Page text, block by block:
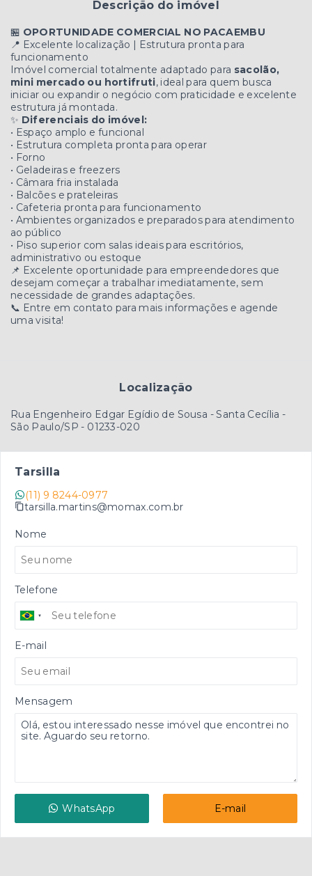
Descrição do imóvel
🏪 OPORTUNIDADE COMERCIAL NO PACAEMBU
📍 Excelente localização | Estrutura pronta para
funcionamento
Imóvel comercial totalmente adaptado para sacolão,
mini mercado ou hortifruti, ideal para quem busca
iniciar ou expandir o negócio com praticidade e excelente
estrutura já montada.
✨ Diferenciais do imóvel:
• Espaço amplo e funcional
• Estrutura completa pronta para operar
• Forno
• Geladeiras e freezers
• Câmara fria instalada
• Balcões e prateleiras
• Cafeteria pronta para funcionamento
• Ambientes organizados e preparados para atendimento
ao público
• Piso superior com salas ideais para escritórios,
administrativo ou estoque
📌 Excelente oportunidade para empreendedores que
desejam começar a trabalhar imediatamente, sem
necessidade de grandes adaptações.
📞 Entre em contato para mais informações e agende
uma visita!
Localização
Rua Engenheiro Edgar Egídio de Sousa - Santa Cecília -
São Paulo/SP - 01233-020
Tarsilla
(11) 9 8244-0977
tarsilla.martins@momax.com.br
Nome
Telefone
E-mail
Mensagem
WhatsApp E-mail